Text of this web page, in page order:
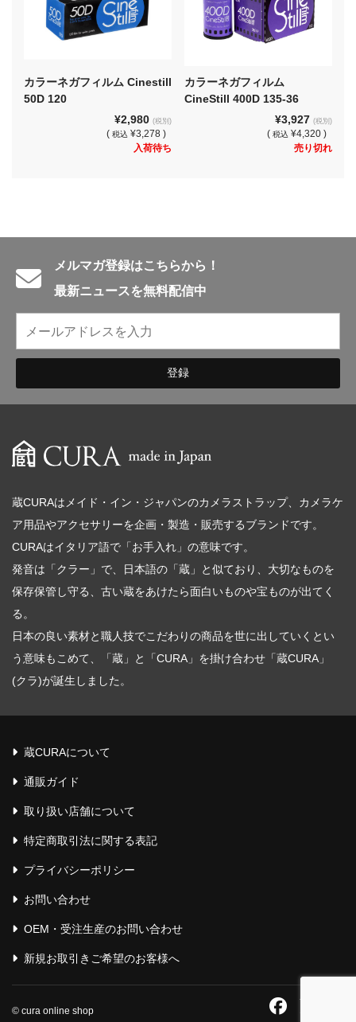
カラーネガフィルム Cinestill
50D 120
¥2,980(税別)
(税込 ¥3,278 )
入荷待ち
カラーネガフィルム
CineStill 400D 135-36
¥3,927(税別)
(税込 ¥4,320 )
売り切れ
メルマガ登録はこちらから！
最新ニュースを無料配信中
蔵CURAはメイド・イン・ジャパンのカメラストラップ、カメラケ
ア用品やアクセサリーを企画・製造・販売するブランドです。
CURAはイタリア語で「お手入れ」の意味です。
発音は「クラー」で、日本語の「蔵」と似ており、大切なものを
保存保管し守る、古い蔵をあけたら面白いものや宝ものが出てく
る。
日本の良い素材と職人技でこだわりの商品を世に出していくとい
う意味もこめて、「蔵」と「CURA」を掛け合わせ「蔵CURA」
(クラ)が誕生しました。
蔵CURAについて
通販ガイド
取り扱い店舗について
特定商取引法に関する表記
プライバシーポリシー
お問い合わせ
OEM・受注生産のお問い合わせ
新規お取引きご希望のお客様へ
© cura online shop